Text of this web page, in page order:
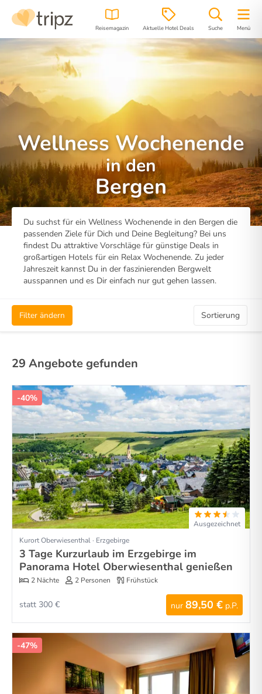
Reisemagazin Aktuelle Hotel Deals Suche Menü
Wellness Wochenende
in den
Bergen
Du suchst für ein Wellness Wochenende in den Bergen die
passenden Ziele für Dich und Deine Begleitung? Bei uns
findest Du attraktive Vorschläge für günstige Deals in
großartigen Hotels für ein Relax Wochenende. Zu jeder
Jahreszeit kannst Du in der faszinierenden Bergwelt
ausspannen und es Dir einfach nur gut gehen lassen.
Filter ändern Sortierung
29 Angebote gefunden
-40%
Ausgezeichnet
Kurort Oberwiesenthal · Erzgebirge
3 Tage Kurzurlaub im Erzgebirge im
Panorama Hotel Oberwiesenthal genießen
2 Nächte 2 Personen Frühstück
nur 89,50 € p.P.
statt 300 €
-47%